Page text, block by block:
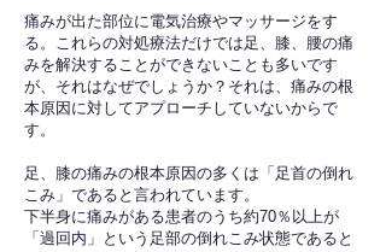
痛みが出た部位に電気治療やマッサージをす
る。これらの対処療法だけでは足、膝、腰の痛
みを解決することができないことも多いです
が、それはなぜでしょうか？それは、痛みの根
本原因に対してアプローチしていないからで
す。
足、膝の痛みの根本原因の多くは「足首の倒れ
こみ」であると言われています。
下半身に痛みがある患者のうち約70％以上が
「過回内」という足部の倒れこみ状態であると